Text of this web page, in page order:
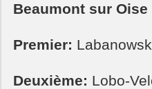
Beaumont sur
Premier:
Deuxième: Lobo-